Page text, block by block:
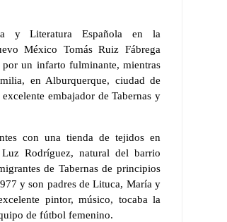
y Literatura Española en la
México Tomás Ruiz Fábrega
un infarto fulminante, mientras
en Alburquerque, ciudad de
embajador de Tabernas y
con una tienda de tejidos en
Rodríguez, natural del barrio
de Tabernas de principios
y son padres de Lituca, María y
pintor, músico, tocaba la
de fútbol femenino.